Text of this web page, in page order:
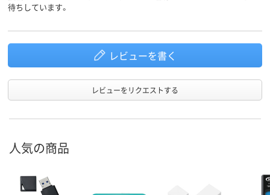
待ちしています。
レビューを書く
レビューをリクエストする
人気の商品